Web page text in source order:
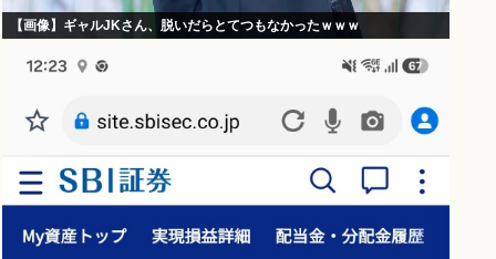
【画像】ギャルJKさん、脱いだらとてつもなかったｗｗｗ